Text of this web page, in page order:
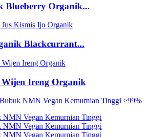
Blueberry Organik...
Blackcurrant...
Ireng Organik